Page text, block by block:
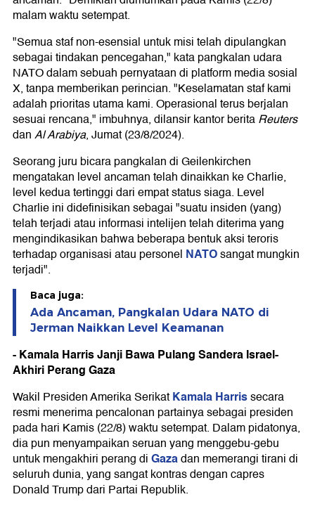
malam waktu setempat.
"Semua staf non-esensial untuk misi telah dipulangkan
sebagai tindakan pencegahan," kata pangkalan udara
NATO dalam sebuah pernyataan di platform media sosial
X, tanpa memberikan perincian. "Keselamatan staf kami
adalah prioritas utama kami. Operasional terus berjalan
sesuai rencana," imbuhnya, dilansir kantor beritaReuters
danAl Arabiya, Jumat (23/8/2024).
Seorang juru bicara pangkalan di Geilenkirchen
mengatakan level ancaman telah dinaikkan ke Charlie,
level kedua tertinggi dari empat status siaga. Level
Charlie ini didefinisikan sebagai "suatu insiden (yang)
telah terjadi atau informasi intelijen telah diterima yang
mengindikasikan bahwa beberapa bentuk aksi teroris
terhadap organisasi atau personel NATOsangat mungkin
terjadi".
Baca juga:
Ada Ancaman, Pangkalan Udara NATO di
Jerman Naikkan Level Keamanan
- Kamala Harris Janji Bawa Pulang Sandera Israel-
Akhiri Perang Gaza
Wakil Presiden Amerika SerikatKamala Harrissecara
resmi menerima pencalonan partainya sebagai presiden
pada hari Kamis (22/8) waktu setempat. Dalam pidatonya,
dia pun menyampaikan seruan yang menggebu-gebu
untuk mengakhiri perang diGazadan memerangi tirani di
seluruh dunia, yang sangat kontras dengan capres
Donald Trump dari Partai Republik.